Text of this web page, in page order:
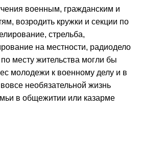
военным, гражданским и
возродить кружки и секции по
стрельба,
на местности, радиодело
по месту жительства могли бы
молодежи к военному делу и в
необязательной жизнь
в общежитии или казарме